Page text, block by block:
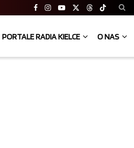
PORTALE RADIA KIELCE O NAS